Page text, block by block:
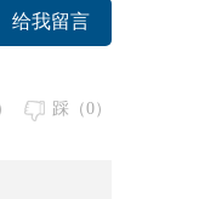
给我留言
踩（0）